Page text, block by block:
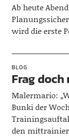
Ab heute
wird die erste
BLOG
Frag doch
Malermario:
Bunki der
den